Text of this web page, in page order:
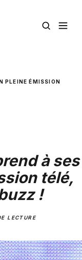
PLEINE ÉMISSION
à ses
télé,
!
LECTURE